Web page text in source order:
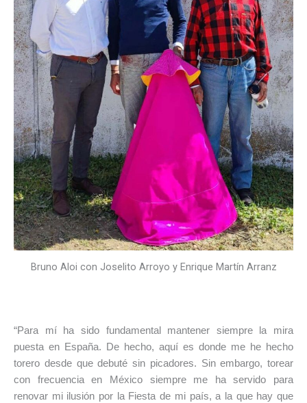
Bruno Aloi con Joselito Arroyo y Enrique Martín Arranz
“Para mí ha sido fundamental mantener siempre la mira
puesta en España. De hecho, aquí es donde me he hecho
torero desde que debuté sin picadores. Sin embargo, torear
con frecuencia en México siempre me ha servido para
renovar mi ilusión por la Fiesta de mi país, a la que hay que